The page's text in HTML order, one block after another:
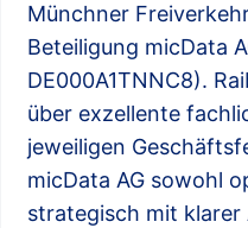
Münchner
Beteiligung micData
DE000A1TNNC8).
über exzellente
jeweiligen
micData AG sowohl
strategisch mit klarer